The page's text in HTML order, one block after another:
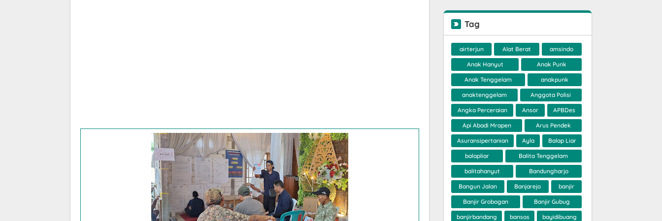
Tag
airterjun Alat Berat amsindo
Anak Hanyut Anak Punk
Anak Tenggelam anakpunk
anaktenggelam Anggota Polisi
Angka Perceraian Ansor APBDes
Api Abadi Mrapen Arus Pendek
Asuransipertanian Ayla Balap Liar
balapliar Balita Tenggelam
balitahanyut Bandungharjo
Bangun Jalan Banjarejo banjir
Banjir Grobogan Banjir Gubug
banjirbandang bansos bayidibuang